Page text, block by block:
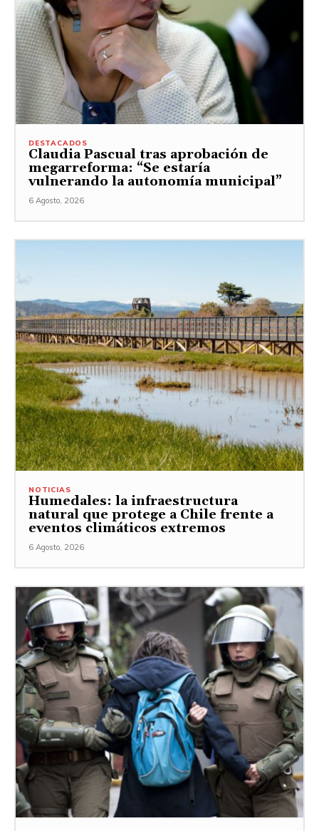
DESTACADOS
Claudia Pascual tras aprobación de
megarreforma: “Se estaría
vulnerando la autonomía municipal”
6 Agosto, 2026
NOTICIAS
Humedales: la infraestructura
natural que protege a Chile frente a
eventos climáticos extremos
6 Agosto, 2026